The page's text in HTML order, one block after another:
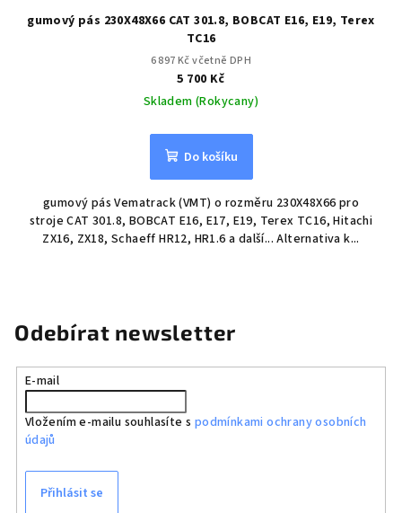
gumový pás 230X48X66 CAT 301.8, BOBCAT E16, E19, Terex
TC16
6 897 Kč včetně DPH
5 700 Kč
Skladem (Rokycany)
Do košíku
gumový pás Vematrack (VMT) o rozměru 230X48X66 pro
stroje CAT 301.8, BOBCAT E16, E17, E19, Terex TC16, Hitachi
ZX16, ZX18, Schaeff HR12, HR1.6 a další... Alternativa k...
Odebírat newsletter
E-mail
Vložením e-mailu souhlasíte s podmínkami ochrany osobních
údajů
Přihlásit se